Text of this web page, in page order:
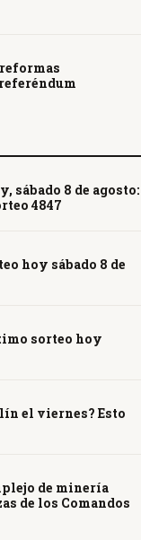
sábado 8 de agosto:
4847
hoy sábado 8 de
sorteo hoy
el viernes? Esto
de minería
de los Comandos